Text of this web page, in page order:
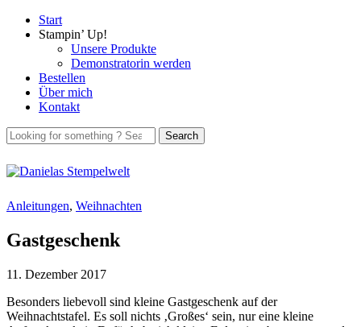
Start
Stampin’ Up!
Unsere Produkte
Demonstratorin werden
Bestellen
Über mich
Kontakt
Anleitungen, Weihnachten
Gastgeschenk
11. Dezember 2017
Besonders liebevoll sind kleine Gastgeschenk auf der
Weihnachtstafel. Es soll nichts ‚Großes‘ sein, nur eine kleine